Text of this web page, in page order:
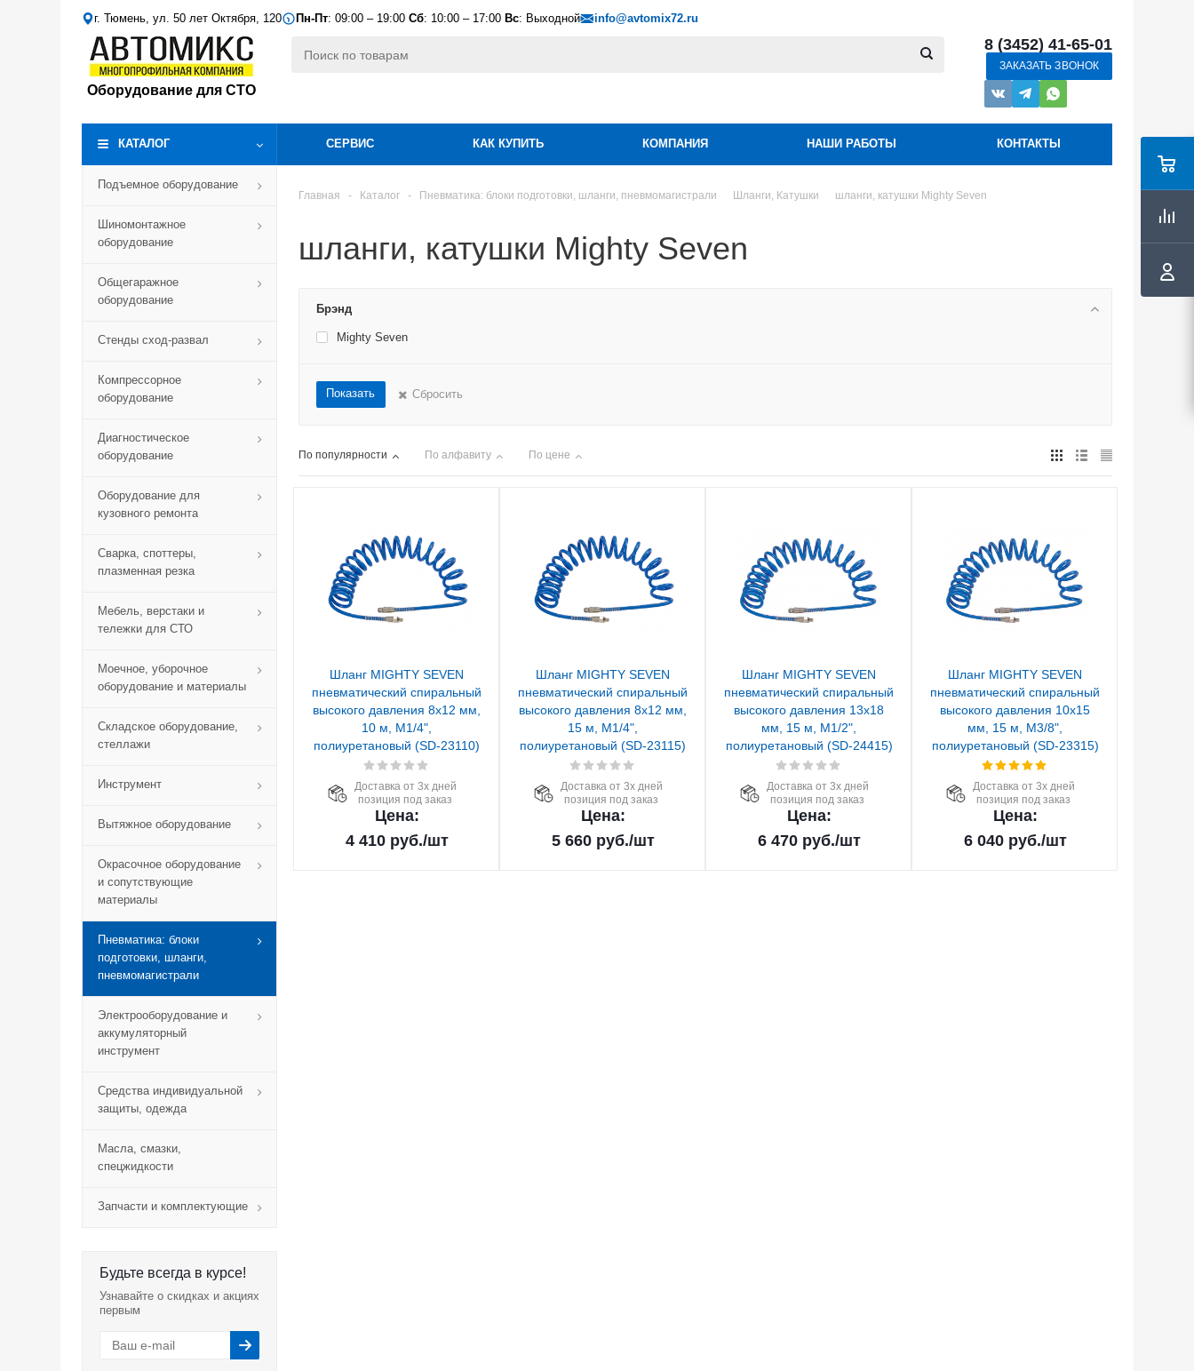
г. Тюмень, ул. 50 лет Октября, 120 Пн-Пт: 09:00 – 19:00 Сб: 10:00 – 17:00 Вс: Выходной info@avtomix72.ru
Оборудование для СТО
8 (3452) 41-65-01
ЗАКАЗАТЬ ЗВОНОК
КАТАЛОГ СЕРВИС КАК КУПИТЬ КОМПАНИЯ НАШИ РАБОТЫ КОНТАКТЫ
Подъемное оборудование
Шиномонтажное
оборудование
Общегаражное
оборудование
Стенды сход-развал
Компрессорное
оборудование
Диагностическое
оборудование
Оборудование для
кузовного ремонта
Сварка, споттеры,
плазменная резка
Мебель, верстаки и
тележки для СТО
Моечное, уборочное
оборудование и материалы
Складское оборудование,
стеллажи
Инструмент
Вытяжное оборудование
Окрасочное оборудование
и сопутствующие
материалы
Пневматика: блоки
подготовки, шланги,
пневмомагистрали
Электрооборудование и
аккумуляторный
инструмент
Средства индивидуальной
защиты, одежда
Масла, смазки,
спецжидкости
Запчасти и комплектующие
Будьте всегда в курсе!
Узнавайте о скидках и акциях
первым
Главная - Каталог - Пневматика: блоки подготовки, шланги, пневмомагистрали Шланги, Катушки шланги, катушки Mighty Seven
шланги, катушки Mighty Seven
Брэнд
Mighty Seven
Показать Сбросить
По популярности По алфавиту По цене
Шланг MIGHTY SEVEN
пневматический спиральный
высокого давления 8х12 мм,
10 м, М1/4",
полиуретановый (SD-23110)
Доставка от 3х дней
позиция под заказ
Цена:
4 410руб./шт
Шланг MIGHTY SEVEN
пневматический спиральный
высокого давления 8х12 мм,
15 м, М1/4",
полиуретановый (SD-23115)
Доставка от 3х дней
позиция под заказ
Цена:
5 660руб./шт
Шланг MIGHTY SEVEN
пневматический спиральный
высокого давления 13х18
мм, 15 м, М1/2",
полиуретановый (SD-24415)
Доставка от 3х дней
позиция под заказ
Цена:
6 470руб./шт
Шланг MIGHTY SEVEN
пневматический спиральный
высокого давления 10х15
мм, 15 м, М3/8",
полиуретановый (SD-23315)
Доставка от 3х дней
позиция под заказ
Цена:
6 040руб./шт